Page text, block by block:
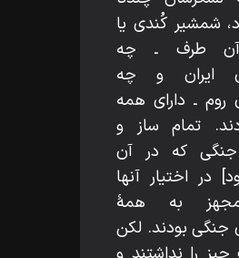
شمشير كُندى يا
آن طرف ـ چه
ايران و چه
روم ـ داراى همه
تمام ساز و
جنگى كه در آن
در اختيار آنها
به همۀ
جنگى بودند. لكن